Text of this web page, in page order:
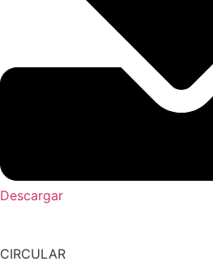
Descargar
CIRCULAR